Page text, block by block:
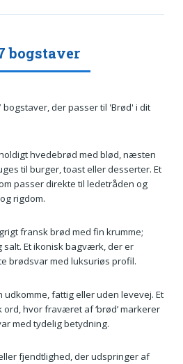
bogstaver
der passer til 'Brød' i dit
hvedebrød med blød, næsten
til burger, toast eller desserter. Et
passer direkte til ledetråden og
rigdom.
fransk brød med fin krumme;
Et ikonisk bagværk, der er
brødsvar med luksuriøs profil.
udkomme, fattig eller uden levevej. Et
hvor fraværet af ‘brød’ markerer
med tydelig betydning.
fjendtlighed, der udspringer af